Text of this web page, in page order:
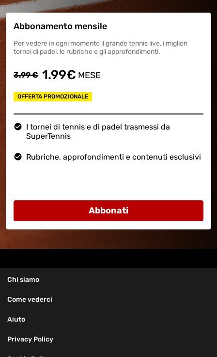
Abbonamento mensile
Per vedere in ogni momento il grande tennis live, i migliori
tornei di padel, le rubriche e gli approfondimenti.
3.99€ 1.99€ MESE
OFFERTA PROMOZIONALE
check_circle I tornei di tennis e di padel trasmessi da
SuperTennis
check_circle Rubriche, approfondimenti e contenuti esclusivi
Abbonati
Chi siamo
Come vederci
Aiuto
Privacy Policy